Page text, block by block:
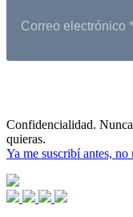
Confidencialidad.
quieras.
Ya me suscribí antes, no